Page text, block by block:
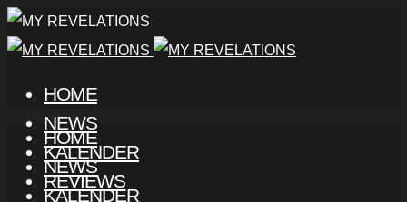
HOME
NEWS
KALENDER
REVIEWS
HOME
NEWS
KALENDER